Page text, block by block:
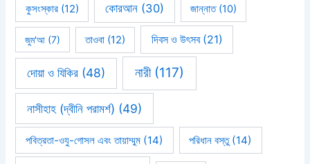
কুসংস্কার(12) কোরআন (30) জান্নাত(10)
জুম'আ (7) তাওবা (12) দিবস ও উৎসব(21)
দোয়া ও যিকির (48) নারী(117)
নাসীহাহ (দ্বীনি পরামর্শ) (49)
পবিত্রতা-ওযু-গোসল এবং তায়াম্মুম (14) পরিধান বস্তু(14)